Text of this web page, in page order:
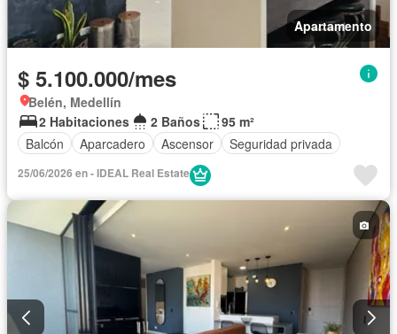
Apartamento
$ 5.100.000/mes
Belén, Medellín
2 Habitaciones
2 Baños
95 m²
Balcón
Aparcadero Ascensor Seguridad privada
25/06/2026 en - IDEAL Real Estate